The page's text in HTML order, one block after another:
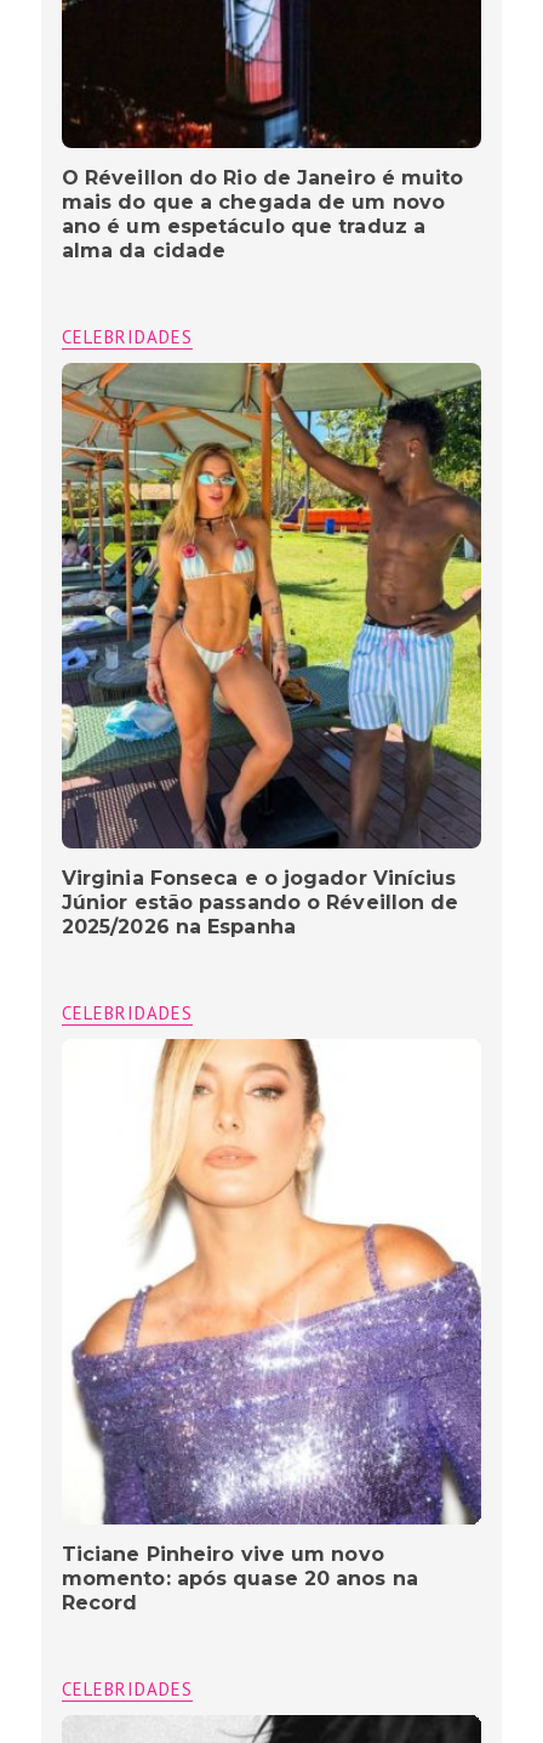
O Réveillon do Rio de Janeiro é muito
mais do que a chegada de um novo
ano é um espetáculo que traduz a
alma da cidade
CELEBRIDADES
Virginia Fonseca e o jogador Vinícius
Júnior estão passando o Réveillon de
2025/2026 na Espanha
CELEBRIDADES
Ticiane Pinheiro vive um novo
momento: após quase 20 anos na
Record
CELEBRIDADES